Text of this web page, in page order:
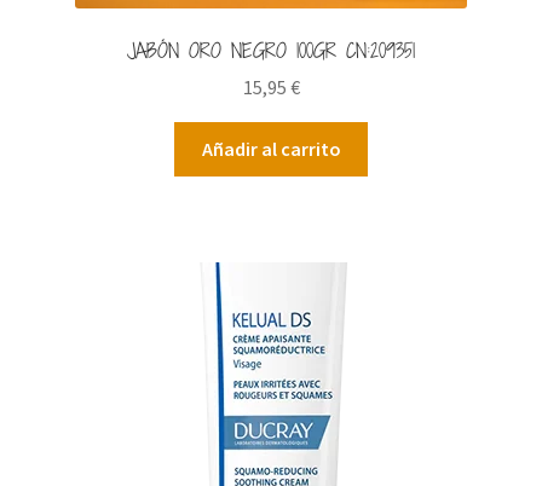
JABÓN ORO NEGRO 100GR CN:209351
15,95 €
Añadir al carrito